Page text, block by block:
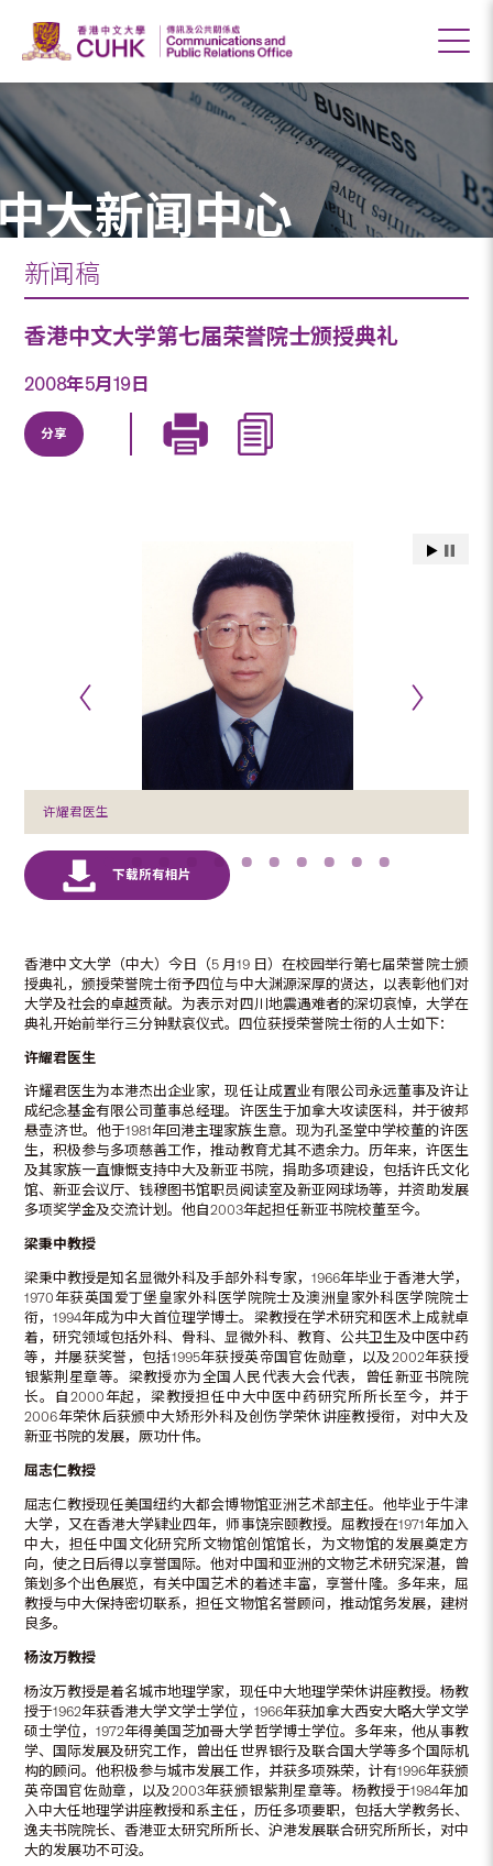
大新闻中心
新闻稿
香港中文大学第七届荣誉院士颁授典礼
2008年5月19日
分享
许耀君医生
香港中文大学（中大）今日（5 月19 日）在校园举行第七届荣誉院士颁
授典礼，颁授荣誉院士衔予四位与中大渊源深厚的贤达，以表彰他们对
大学及社会的卓越贡献。为表示对四川地震遇难者的深切哀悼，大学在
典礼开始前举行三分钟默哀仪式。四位获授荣誉院士衔的人士如下：
许耀君医生
许耀君医生为本港杰出企业家，现任让成置业有限公司永远董事及许让
成纪念基金有限公司董事总经理。许医生于加拿大攻读医科，并于彼邦
悬壶济世。他于1981年回港主理家族生意。现为孔圣堂中学校董的许医
生，积极参与多项慈善工作，推动教育尤其不遗余力。历年来，许医生
及其家族一直慷慨支持中大及新亚书院，捐助多项建设，包括许氏文化
馆、新亚会议厅、钱穆图书馆职员阅读室及新亚网球场等，并资助发展
多项奖学金及交流计划。他自2003年起担任新亚书院校董至今。
梁秉中教授
梁秉中教授是知名显微外科及手部外科专家，1966年毕业于香港大学，
1970年获英国爱丁堡皇家外科医学院院士及澳洲皇家外科医学院院士
衔，1994年成为中大首位理学博士。梁教授在学术研究和医术上成就卓
着，研究领域包括外科、骨科、显微外科、教育、公共卫生及中医中药
等，并屡获奖誉，包括1995年获授英帝国官佐勋章，以及2002年获授
银紫荆星章等。梁教授亦为全国人民代表大会代表，曾任新亚书院院
长。自2000年起，梁教授担任中大中医中药研究所所长至今，并于
2006年荣休后获颁中大矫形外科及创伤学荣休讲座教授衔，对中大及
新亚书院的发展，厥功什伟。
屈志仁教授
屈志仁教授现任美国纽约大都会博物馆亚洲艺术部主任。他毕业于牛津
大学，又在香港大学肄业四年，师事饶宗颐教授。屈教授在1971年加入
中大，担任中国文化研究所文物馆创馆馆长，为文物馆的发展奠定方
向，使之日后得以享誉国际。他对中国和亚洲的文物艺术研究深湛，曾
策划多个出色展览，有关中国艺术的着述丰富，享誉什隆。多年来，屈
教授与中大保持密切联系，担任文物馆名誉顾问，推动馆务发展，建树
良多。
杨汝万教授
杨汝万教授是着名城市地理学家，现任中大地理学荣休讲座教授。杨教
授于1962年获香港大学文学士学位，1966年获加拿大西安大略大学文学
硕士学位，1972年得美国芝加哥大学哲学博士学位。多年来，他从事教
学、国际发展及研究工作，曾出任世界银行及联合国大学等多个国际机
构的顾问。他积极参与城市发展工作，并获多项殊荣，计有1996年获颁
英帝国官佐勋章，以及2003年获颁银紫荆星章等。杨教授于1984年加
入中大任地理学讲座教授和系主任，历任多项要职，包括大学教务长、
逸夫书院院长、香港亚太研究所所长、沪港发展联合研究所所长，对中
大的发展功不可没。